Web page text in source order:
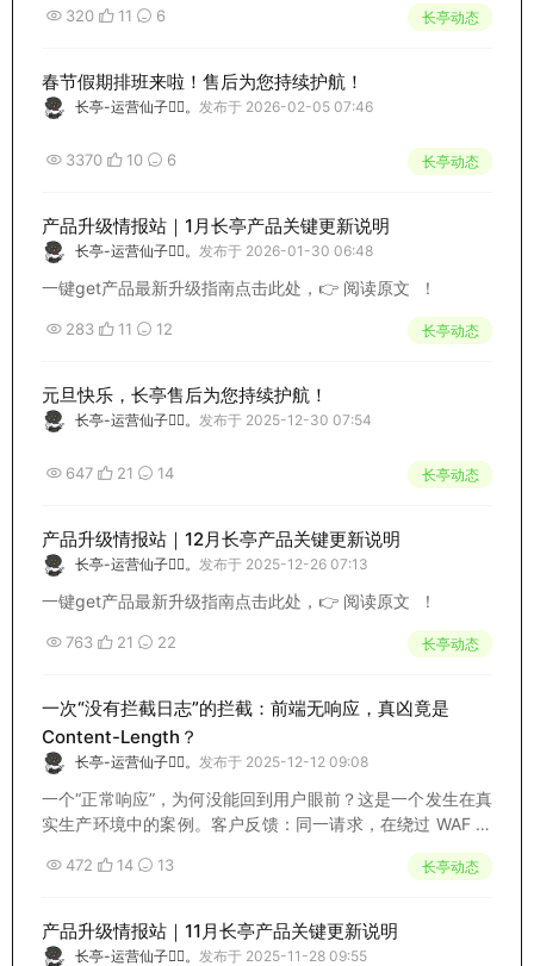
320 11 6 长亭动态
春节假期排班来啦！售后为您持续护航！
长亭-运营仙子🧚‍♀️。 发布于 2026-02-05 07:46
3370 10 6 长亭动态
产品升级情报站｜1月长亭产品关键更新说明
长亭-运营仙子🧚‍♀️。 发布于 2026-01-30 06:48
一键get产品最新升级指南点击此处，👉 阅读原文 ！
283 11 12 长亭动态
元旦快乐，长亭售后为您持续护航！
长亭-运营仙子🧚‍♀️。 发布于 2025-12-30 07:54
647 21 14 长亭动态
产品升级情报站｜12月长亭产品关键更新说明
长亭-运营仙子🧚‍♀️。 发布于 2025-12-26 07:13
一键get产品最新升级指南点击此处，👉 阅读原文 ！
763 21 22 长亭动态
一次“没有拦截日志”的拦截：前端无响应，真凶竟是
Content-Length？
长亭-运营仙子🧚‍♀️。 发布于 2025-12-12 09:08
一个“正常响应”，为何没能回到用户眼前？这是一个发生在真
实生产环境中的案例。客户反馈：同一请求，在绕过 WAF 时
可正常响应；一旦接入 WAF，前端却迟迟无法收到响应页
面。进一步抓包发现：WAF 实际上已经成功接收并处理了该
472 14 13 长亭动态
产品升级情报站｜11月长亭产品关键更新说明
长亭-运营仙子🧚‍♀️。 发布于 2025-11-28 09:55